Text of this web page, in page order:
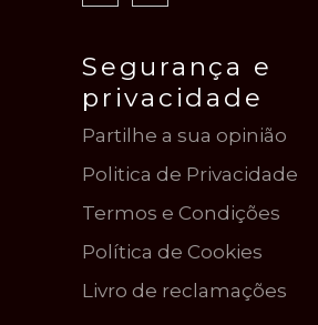
Segurança e
privacidade
Partilhe a sua opinião
Politica de Privacidade
Termos e Condições
Política de Cookies
Livro de reclamações